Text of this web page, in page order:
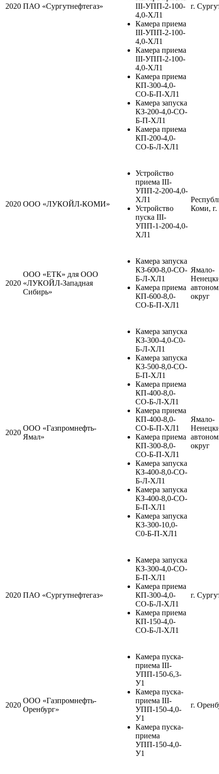
2020 ПАО «Сургутнефтегаз»
III-УПП-2-100-
4,0-ХЛ1
Камера приема
III-УПП-2-100-
4,0-ХЛ1
Камера приема
III-УПП-2-100-
4,0-ХЛ1
Камера приема
КП-300-4,0-
СО-Б-П-ХЛ1
Камера запуска
КЗ-200-4,0-СО-
Б-П-ХЛ1
Камера приема
КП-200-4,0-
СО-Б-Л-ХЛ1
г.
2020 ООО «ЛУКОЙЛ-КОМИ»
Устройство
приема III-
УПП-2-200-4,0-
ХЛ1
Устройство
пуска III-
УПП-1-200-4,0-
ХЛ1
Коми, г.
2020
ООО «ЕТК» для ООО
«ЛУКОЙЛ-Западная
Сибирь»
Камера запуска
КЗ-600-8,0-СО-
Б-Л-ХЛ1
Камера приема
КП-600-8,0-
СО-Б-П-ХЛ1
Ямало-
округ
2020
ООО «Газпромнефть-
Ямал»
Камера запуска
КЗ-300-4,0-С0-
Б-Л-ХЛ1
Камера запуска
КЗ-500-8,0-СО-
Б-П-ХЛ1
Камера приема
КП-400-8,0-
СО-Б-Л-ХЛ1
Камера приема
КП-400-8,0-
СО-Б-П-ХЛ1
Камера приема
КП-300-8,0-
СО-Б-П-ХЛ1
Камера запуска
КЗ-400-8,0-СО-
Б-Л-ХЛ1
Камера запуска
КЗ-400-8,0-СО-
Б-П-ХЛ1
Камера запуска
КЗ-300-10,0-
С0-Б-П-ХЛ1
Ямало-
округ
2020 ПАО «Сургутнефтегаз»
Камера запуска
КЗ-300-4,0-СО-
Б-П-ХЛ1
Камера приема
КП-300-4,0-
СО-Б-Л-ХЛ1
Камера приема
КП-150-4,0-
СО-Б-Л-ХЛ1
г.
2020
ООО «Газпромнефть-
Оренбург»
Камера пуска-
приема III-
УПП-150-6,3-
У1
Камера пуска-
приема III-
УПП-150-4,0-
У1
Камера пуска-
приема
УПП-150-4,0-
У1
г.